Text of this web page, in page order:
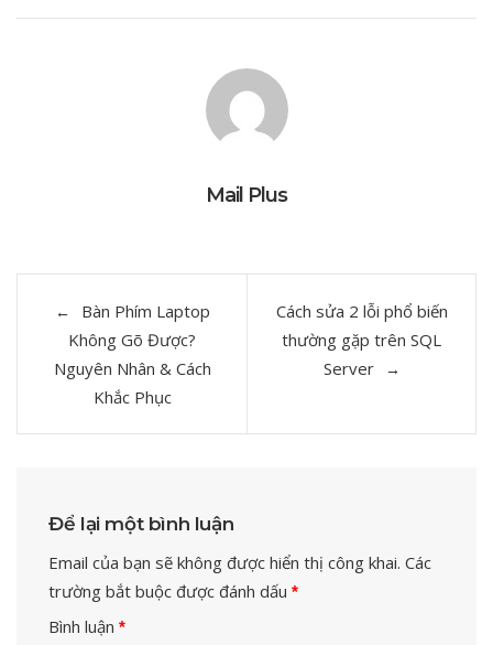
Mail Plus
hướng
bài
Bàn Phím Laptop
Không Gõ Được?
Nguyên Nhân & Cách
Khắc Phục
Cách sửa 2 lỗi phổ biến
thường gặp trên SQL
Server
Để lại một bình luận
Email của bạn sẽ không được hiển thị công khai. Các
trường bắt buộc được đánh dấu*
Bình luận*